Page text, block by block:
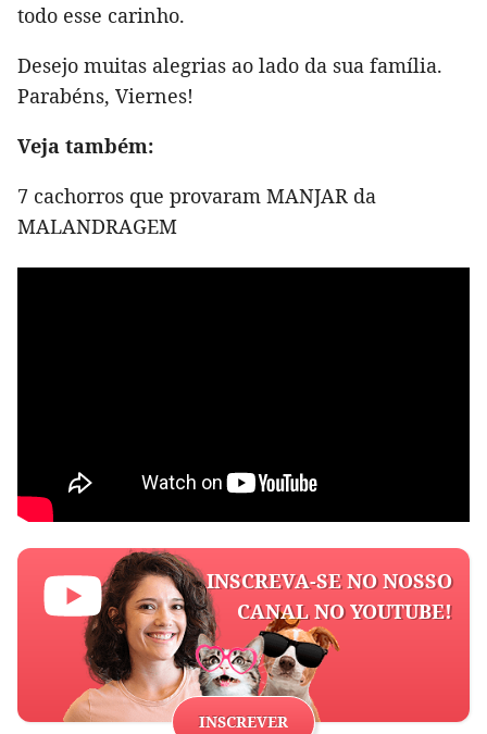
todo esse carinho.
Desejo muitas alegrias ao lado da sua família.
Parabéns, Viernes!
Veja também:
7 cachorros que provaram MANJAR da
MALANDRAGEM
INSCREVA-SE NO NOSSO
CANAL NO YOUTUBE!
INSCREVER